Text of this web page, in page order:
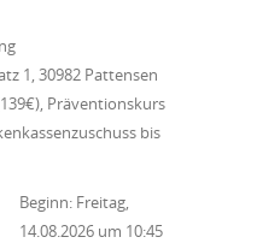
1, 30982 Pattensen
Präventionskurs
bis
Beginn: Freitag,
14.08.2026 um 10:45